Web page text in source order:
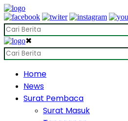
✖
Home
News
Surat Pembaca
Surat Masuk